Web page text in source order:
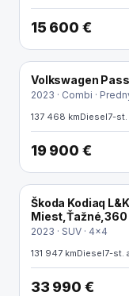
15 600 €
Volkswagen
2023 · Combi ·
137 468 kmDiesel7-st.
19 900 €
Škoda Kodiaq
Miest,Ťažné,360
2023 · SUV · 4x4
131 947 kmDiesel7-st.
33 990 €